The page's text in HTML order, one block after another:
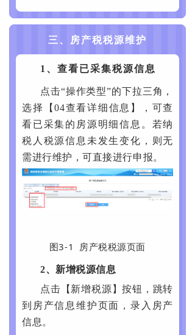
三、房产税税源维护
1、查看已采集税源信息
点击“操作类型”的下拉三角，
选择【04查看详细信息】，可查
看已采集的房源明细信息。若纳
税人税源信息未发生变化，则无
需进行维护，可直接进行申报。
图3-1 房产税税源页面
2、 新增税源信息
点击【新增税源】按钮，跳转
到房产信息维护页面，录入房产
信息。